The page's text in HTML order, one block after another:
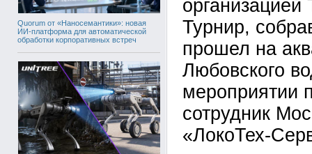
Quorum от «Наносемантики»: новая
ИИ-платформа для автоматической
обработки корпоративных встреч
организацией
Турнир,
прошел на
Любовского
мероприятии
сотрудник
«ЛокоТех-